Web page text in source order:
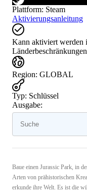
Plattform: Steam
Aktivierungsanleitung
Kann aktiviert werden
Länderbeschränkungen
Region: GLOBAL
Typ: Schlüssel
Ausgabe:
Baue einen Jurassic Park, in
Arten von prähistorischen
erkunde ihre Welt. Es ist die